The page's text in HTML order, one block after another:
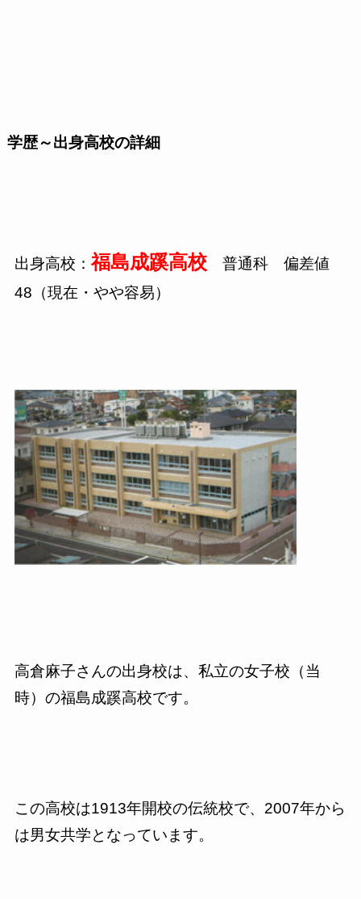
学歴～出身高校の詳細
出身高校：福島成蹊高校普通科 偏差値
48 （現在・やや容易）
高倉麻子さんの出身校は、私立の女子校（当
時）の福島成蹊高校です。
この高校は1913年開校の伝統校で、 2007年から
は男女共学となっています。